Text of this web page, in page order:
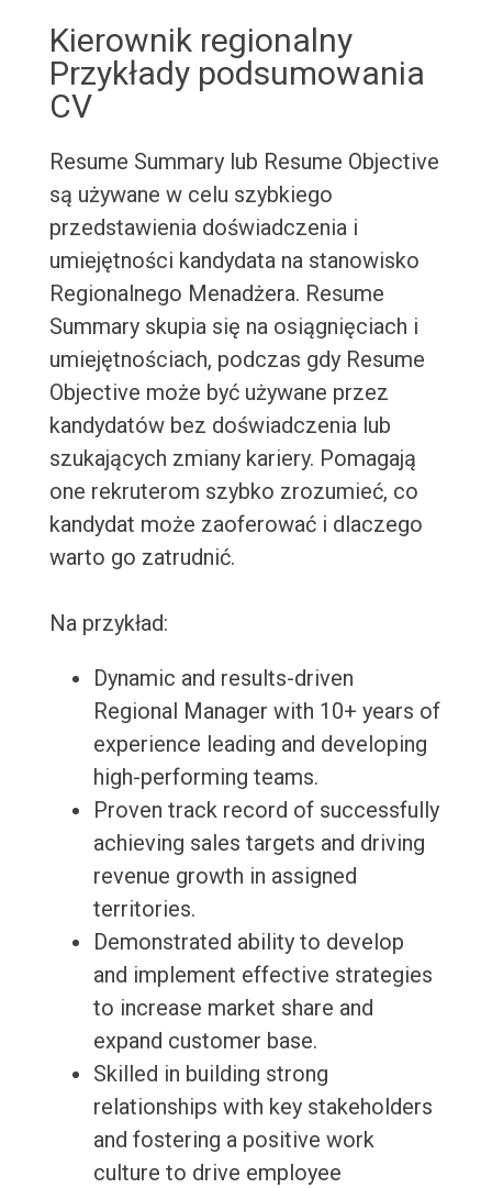
Kierownik regionalny
Przykłady podsumowania
CV
Resume Summary lub Resume Objective
są używane w celu szybkiego
przedstawienia doświadczenia i
umiejętności kandydata na stanowisko
Regionalnego Menadżera. Resume
Summary skupia się na osiągnięciach i
umiejętnościach, podczas gdy Resume
Objective może być używane przez
kandydatów bez doświadczenia lub
szukających zmiany kariery. Pomagają
one rekruterom szybko zrozumieć, co
kandydat może zaoferować i dlaczego
warto go zatrudnić.
Na przykład:
Dynamic and results-driven
Regional Manager with 10+ years of
experience leading and developing
high-performing teams.
Proven track record of successfully
achieving sales targets and driving
revenue growth in assigned
territories.
Demonstrated ability to develop
and implement effective strategies
to increase market share and
expand customer base.
Skilled in building strong
relationships with key stakeholders
and fostering a positive work
culture to drive employee